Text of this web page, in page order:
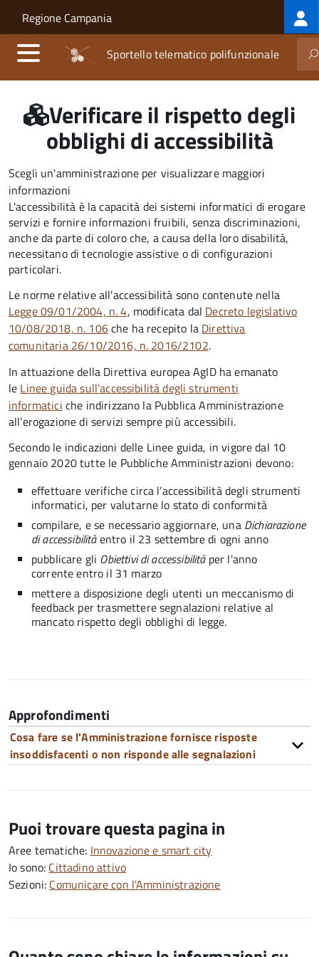
Salta al contenuto principale
Skip to site navigation
Regione Campania
Sportello telematico polifunzionale
Verificare il rispetto degli
obblighi di accessibilità
Scegli un'amministrazione per visualizzare maggiori
informazioni
L'accessibilità è la capacità dei sistemi informatici di erogare
servizi e fornire informazioni fruibili, senza discriminazioni,
anche da parte di coloro che, a causa della loro disabilità,
necessitano di tecnologie assistive o di configurazioni
particolari.
Le norme relative all'accessibilità sono contenute nella
Legge 09/01/2004, n. 4, modificata dal Decreto legislativo
10/08/2018, n. 106che ha recepito la Direttiva
comunitaria 26/10/2016, n. 2016/2102.
In attuazione della Direttiva europea AgID ha emanato
le Linee guida sull’accessibilità degli strumenti
informatici che indirizzano la Pubblica Amministrazione
all’erogazione di servizi sempre più accessibili.
Secondo le indicazioni delle Linee guida, in vigore dal 10
gennaio 2020 tutte le Pubbliche Amministrazioni devono:
effettuare verifiche circa l’accessibilità degli strumenti
informatici, per valutarne lo stato di conformità
compilare, e se necessario aggiornare, una Dichiarazione
di accessibilitàentro il 23 settembre di ogni anno
pubblicare gli Obiettivi di accessibilitàper l'anno
corrente entro il 31 marzo
mettere a disposizione degli utenti un meccanismo di
feedback per trasmettere segnalazioni relative al
mancato rispetto degli obblighi di legge.
Approfondimenti
Cosa fare se l'Amministrazione fornisce risposte
insoddisfacenti o non risponde alle segnalazioni
Puoi trovare questa pagina in
Aree tematiche: Innovazione e smart city
Io sono: Cittadino attivo
Sezioni: Comunicare con l'Amministrazione